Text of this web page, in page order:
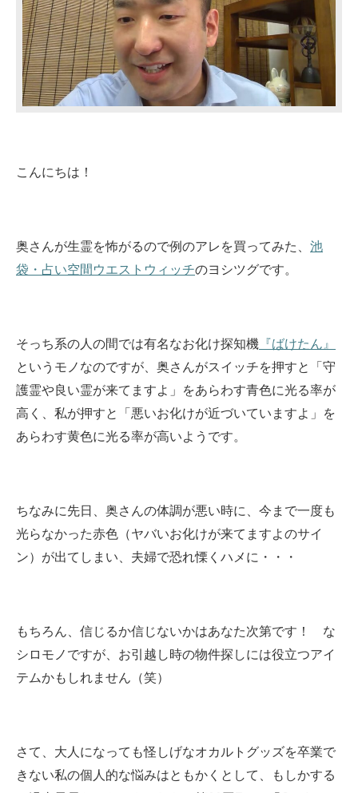
こんにちは！
奥さんが生霊を怖がるので例のアレを買ってみた、 池
袋・占い空間ウエストウィッチのヨシツグです。
そっち系の人の間では有名なお化け探知機 『ばけたん』
というモノなのですが、奥さんがスイッチを押すと「守
護霊や良い霊が来てますよ」をあらわす青色に光る率が
高く、私が押すと「悪いお化けが近づいていますよ」を
あらわす黄色に光る率が高いようです。
ちなみに先日、奥さんの体調が悪い時に、今まで一度も
光らなかった赤色（ヤバいお化けが来てますよのサイ
ン）が出てしまい、夫婦で恐れ慄くハメに・・・
もちろん、信じるか信じないかはあなた次第です！ な
シロモノですが、お引越し時の物件探しには役立つアイ
テムかもしれません（笑）
さて、大人になっても怪しげなオカルトグッズを卒業で
きない私の個人的な悩みはともかくとして、もしかする